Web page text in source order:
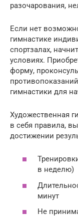
разочарования,
Если нет
гимнастике
спортзалах,
условиях.
форму,
гимнастики для
Художественная
в себя правила,
достижении
в неделю)
минут
Не